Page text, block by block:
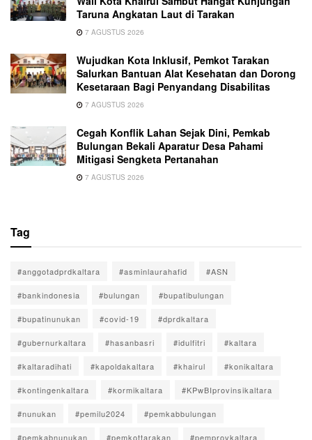
Taruna Angkatan Laut di Tarakan
7 AGUSTUS 2026
Wujudkan Kota Inklusif, Pemkot Tarakan
Salurkan Bantuan Alat Kesehatan dan Dorong
Kesetaraan Bagi Penyandang Disabilitas
7 AGUSTUS 2026
Cegah Konflik Lahan Sejak Dini, Pemkab
Bulungan Bekali Aparatur Desa Pahami
Mitigasi Sengketa Pertanahan
7 AGUSTUS 2026
Tag
#anggotadprdkaltara #asminlaurahafid #ASN
#bankindonesia #bulungan #bupatibulungan
#bupatinunukan #covid-19 #dprdkaltara
#gubernurkaltara #hasanbasri #idulfitri #kaltara
#kaltaradihati #kapoldakaltara #khairul #konikaltara
#kontingenkaltara #kormikaltara #KPwBIprovinsikaltara
#nunukan #pemilu2024 #pemkabbulungan
#pemkabnunukan #pemkottarakan #pemprovkaltara